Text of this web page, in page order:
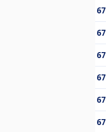
67
67
67
67
67
67